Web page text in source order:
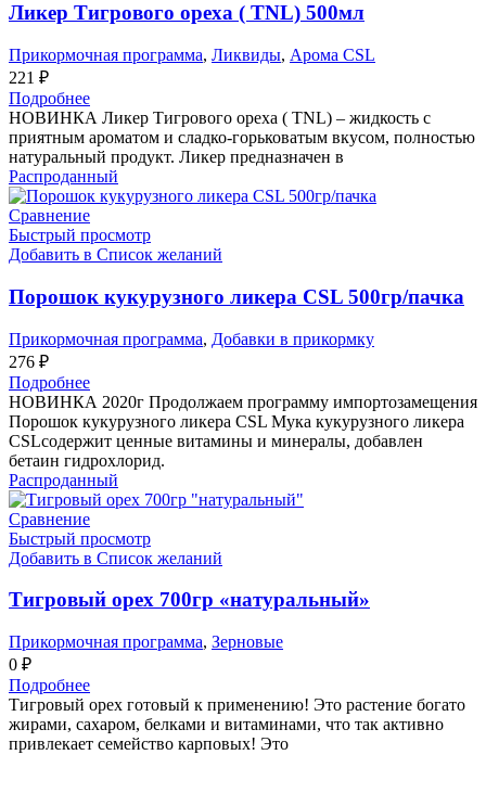
Ликер Тигрового ореха ( TNL) 500мл
Прикормочная программа, Ликвиды, Арома CSL
221 ₽
Подробнее
НОВИНКА Ликер Тигрового ореха ( TNL) – жидкость с
приятным ароматом и сладко-горьковатым вкусом, полностью
натуральный продукт. Ликер предназначен в
Распроданный
Сравнение
Быстрый просмотр
Добавить в Список желаний
Порошок кукурузного ликера CSL 500гр/пачка
Прикормочная программа, Добавки в прикормку
276 ₽
Подробнее
НОВИНКА 2020г Продолжаем программу импортозамещения
Порошок кукурузного ликера CSL Мука кукурузного ликера
CSLсодержит ценные витамины и минералы, добавлен
бетаин гидрохлорид.
Распроданный
Сравнение
Быстрый просмотр
Добавить в Список желаний
Тигровый орех 700гр «натуральный»
Прикормочная программа, Зерновые
0 ₽
Подробнее
Тигровый орех готовый к применению! Это растение богато
жирами, сахаром, белками и витаминами, что так активно
привлекает семейство карповых! Это